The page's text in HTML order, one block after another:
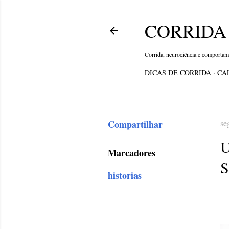
Corrida, neurociência e
DICAS DE CORRIDA
Compartilhar
Marcadores
historias